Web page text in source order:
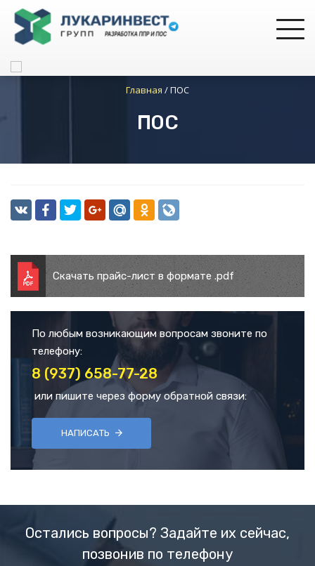
Главная /ПОС
ПОС
Скачать прайс-лист в формате .pdf
По любым возникающим вопросам звоните по
телефону:
8 (937) 658-77-28
или пишите через форму обратной связи:
НАПИСАТЬ
Остались вопросы? Задайте их сейчас,
позвонив по телефону